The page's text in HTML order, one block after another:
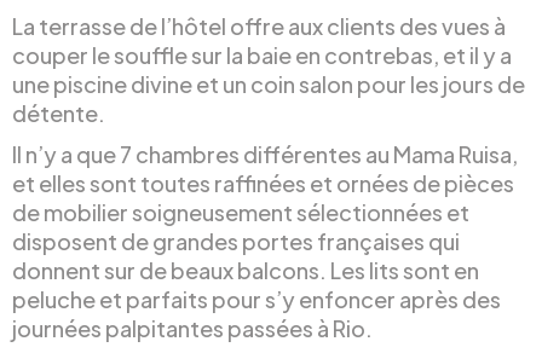
La terrasse de l’hôtel offre aux clients des vues à
couper le souffle sur la baie en contrebas, et il y a
une piscine divine et un coin salon pour les jours de
détente.
Il n’y a que 7 chambres différentes au Mama Ruisa,
et elles sont toutes raffinées et ornées de pièces
de mobilier soigneusement sélectionnées et
disposent de grandes portes françaises qui
donnent sur de beaux balcons. Les lits sont en
peluche et parfaits pour s’y enfoncer après des
journées palpitantes passées à Rio.